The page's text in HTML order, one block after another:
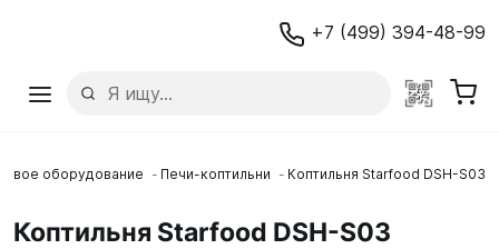
+7 (499) 394-48-99
оборудование Печи-коптильни Коптильня Starfood DSH-S03
Коптильня Starfood DSH-S03